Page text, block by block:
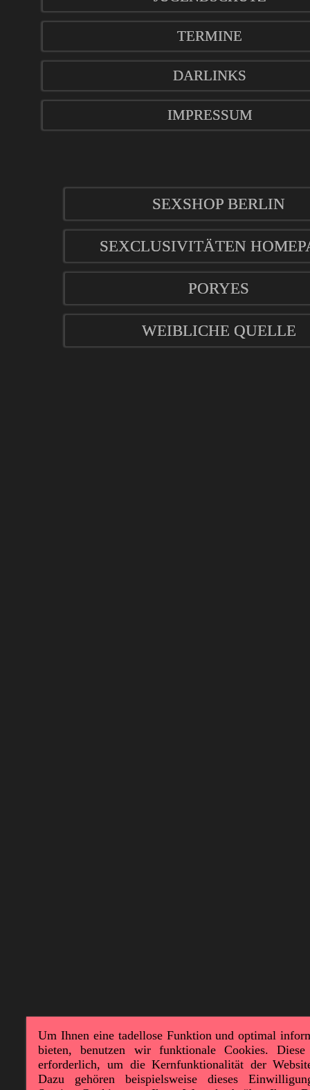
TERMINE
DARLINKS
IMPRESSUM
SEXSHOP BERLIN
SEXCLUSIVITÄTEN
PORYES
WEIBLICHE QUELLE
Um Ihnen eine tadellose Funktion und optimal
bieten, benutzen wir funktionale Cookies. Diese
erforderlich, um die Kernfunktionalität der
Dazu gehören beispielsweise dieses